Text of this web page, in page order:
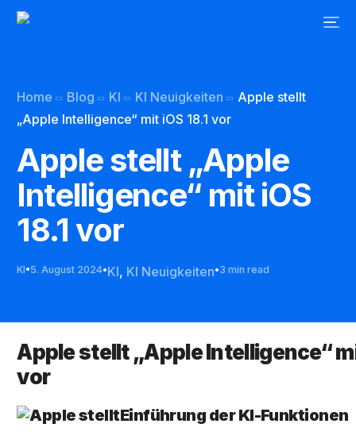
Home Blog KI KI Neuigkeiten
Apple stellt
„Apple Intelligence“ mit iOS 18.1 vor
Apple stellt „Apple
Intelligence“ mit iOS
18.1 vor
KI 5. August 2024 KI, KI Neuigkeiten 3 min read
Apple stellt „Apple Intelligence“
vor
Einführung der KI-Funktionen